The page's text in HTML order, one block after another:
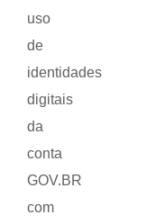
uso
de
identidades
digitais
da
conta
GOV.BR
com